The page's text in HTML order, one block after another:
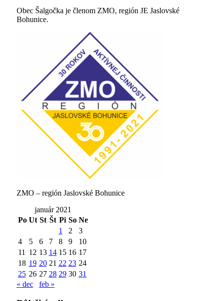
Obec Šalgočka je členom ZMO, región JE Jaslovské
Bohunice.
ZMO – región Jaslovské Bohunice
január 2021
Po Ut St Št Pi So Ne
1
2
3
4
5 6 7 8 9
10
11
12 13 14 15 16 17
18 19 20 21 22 23 24
25 26 27 28 29 30 31
« dec
feb »